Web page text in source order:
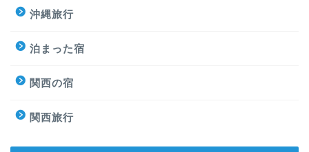
沖縄旅行
泊まった宿
関西の宿
関西旅行